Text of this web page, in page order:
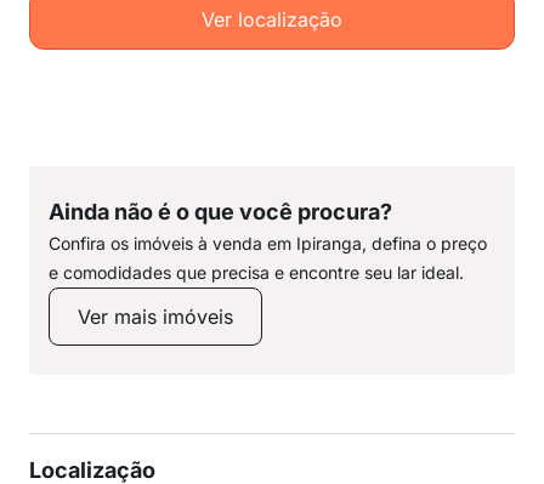
Ver localização
Ainda não é o que você procura?
Confira os imóveis à venda em Ipiranga, defina o preço
e comodidades que precisa e encontre seu lar ideal.
Ver mais imóveis
Localização